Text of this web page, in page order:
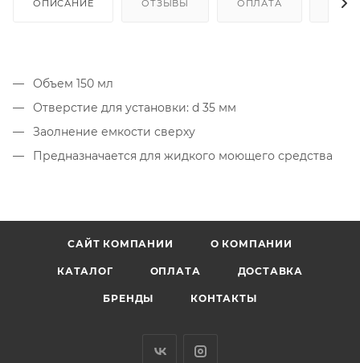
ОПИСАНИЕ ОТЗЫВЫ ОПЛАТА
Объем 150 мл
Отверстие для установки: d 35 мм
Заолнение емкости сверху
Предназначается для жидкого моющего средства
САЙТ КОМПАНИИ О КОМПАНИИ
КАТАЛОГ ОПЛАТА ДОСТАВКА
БРЕНДЫ КОНТАКТЫ